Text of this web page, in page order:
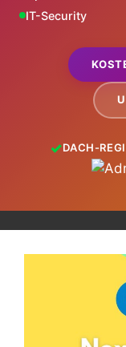
IT-Security
DACH-